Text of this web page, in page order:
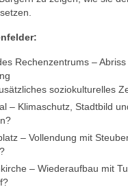
Rechenzentrums –
soziokulturelles
– Klimaschutz, Stadtbild
– Vollendung mit
– Wiederaufbau mit